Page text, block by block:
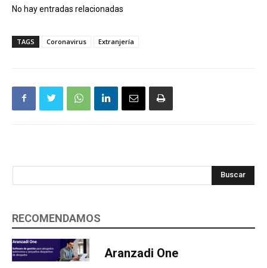
No hay entradas relacionadas
TAGS Coronavirus Extranjería
Buscar
RECOMENDAMOS
Aranzadi One